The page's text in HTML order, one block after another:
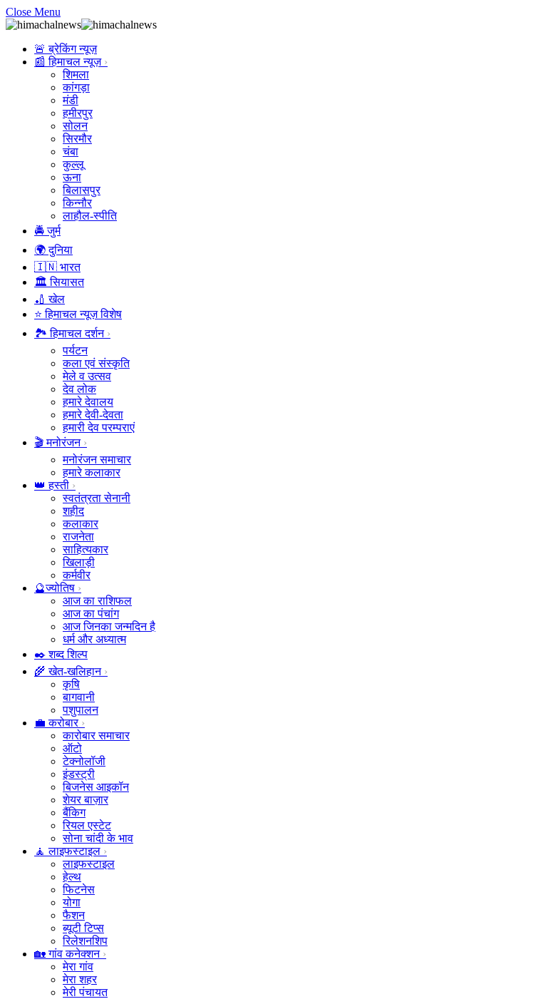
Close Menu
🚨 ब्रेकिंग न्यूज़
📰 हिमाचल न्यूज़
शिमला
कांगड़ा
मंडी
हमीरपुर
सोलन
सिरमौर
चंबा
कुल्लू
ऊना
बिलासपुर
किन्नौर
लाहौल-स्पीति
🚔 जुर्म
🌍 दुनिया
🇮🇳 भारत
🏛️ सियासत
🏏 खेल
⭐ हिमाचल न्यूज़ विशेष
🏞️ हिमाचल दर्शन
पर्यटन
कला एवं संस्कृति
मेले व उत्सव
देव लोक
हमारे देवालय
हमारे देवी-देवता
हमारी देव परम्पराएं
🎬 मनोरंजन
मनोरंजन समाचार
हमारे कलाकार
👑 हस्ती
स्वतंत्रता सेनानी
शहीद
कलाकार
राजनेता
साहित्यकार
खिलाड़ी
कर्मवीर
🔮ज्योतिष
आज का राशिफल
आज का पंचांग
आज जिनका जन्मदिन है
धर्म और अध्यात्म
✒️ शब्द शिल्प
🌾 खेत-खलिहान
कृषि
बागवानी
पशुपालन
💼 करोबार
कारोबार समाचार
ऑटो
टेक्नोलॉजी
इंडस्ट्री
बिजनेस आइकॉन
शेयर बाज़ार
बैंकिग
रियल एस्टेट
सोना चांदी के भाव
🧘 लाइफस्टाइल
लाइफस्टाइल
हेल्थ
फिटनेस
योगा
फैशन
ब्यूटी टिप्स
रिलेशनशिप
🏡 गांव कनेक्शन
मेरा गांव
मेरा शहर
मेरी पंचायत